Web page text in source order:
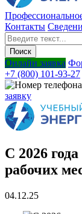
Контакты
Онлайн заявка
+7 (800) 101-93-27
заявку
С 2026
рабочих
04.12.25